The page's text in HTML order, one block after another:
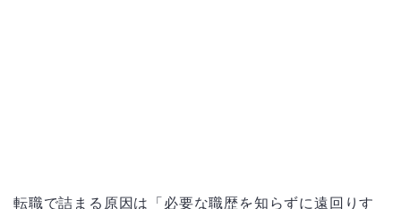
転職で詰まる原因は「必要な職歴を知らずに遠回りす